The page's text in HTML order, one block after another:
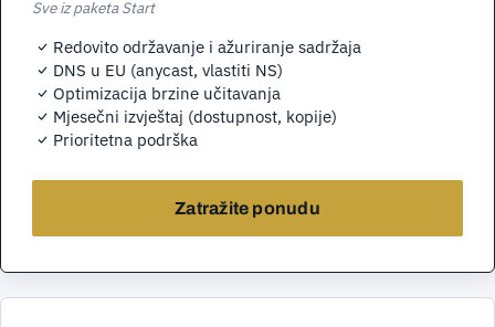
Sve iz paketa Start
Redovito održavanje i ažuriranje sadržaja
DNS u EU (anycast, vlastiti NS)
Optimizacija brzine učitavanja
Mjesečni izvještaj (dostupnost, kopije)
Prioritetna podrška
Zatražite ponudu